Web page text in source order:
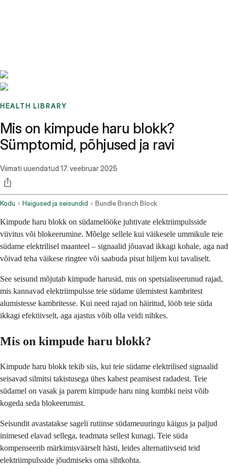
HEALTH LIBRARY
Mis on kimpude haru blokk?
Sümptomid, põhjused ja ravi
Viimati uuendatud 17. veebruar 2025
Kodu Haigused ja seisundid Bundle Branch Block
Kimpude haru blokk on südamelööke juhtivate elektriimpulsside
viivitus või blokeerumine. Mõelge sellele kui väikesele ummikule teie
südame elektrilisel maanteel – signaalid jõuavad ikkagi kohale, aga nad
võivad teha väikese ringtee või saabuda pisut hiljem kui tavaliselt.
See seisund mõjutab kimpude harusid, mis on spetsialiseerunud rajad,
mis kannavad elektriimpulsse teie südame ülemistest kambritest
alumistesse kambritesse. Kui need rajad on häiritud, lööb teie süda
ikkagi efektiivselt, aga ajastus võib olla veidi nihkes.
Mis on kimpude haru blokk?
Kimpude haru blokk tekib siis, kui teie südame elektrilised signaalid
seisavad silmitsi takistusega ühes kahest peamisest radadest. Teie
südamel on vasak ja parem kimpude haru ning kumbki neist võib
kogeda seda blokeerumist.
Seisundit avastatakse sageli rutiinse südameuuringu käigus ja paljud
inimesed elavad sellega, teadmata sellest kunagi. Teie süda
kompenseerib märkimisväärselt hästi, leides alternatiivseid teid
elektriimpulsside jõudmiseks oma sihtkohta.